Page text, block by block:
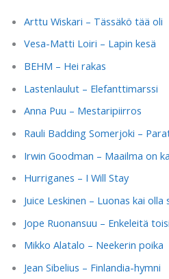
Arttu Wiskari – Tässäkö tää oli
Vesa-Matti Loiri – Lapin kesä
BEHM – Hei rakas
Lastenlaulut – Elefanttimarssi
Anna Puu – Mestaripiirros
Rauli Badding Somerjoki –
Irwin Goodman – Maailma on
Hurriganes – I Will Stay
Juice Leskinen – Luonas kai olla
Jope Ruonansuu – Enkeleitä
Mikko Alatalo – Neekerin poika
Jean Sibelius – Finlandia-hymni